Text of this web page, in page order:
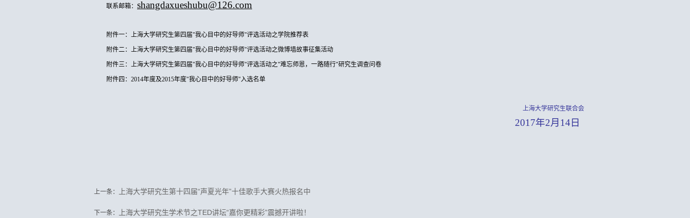
联系邮箱： shangdaxueshubu@126.com
附件一：上海大学研究生第四届"我心目中的好导师"评选活动之学院推荐表
附件二：上海大学研究生第四届"我心目中的好导师"评选活动之微博墙故事征集活动
附件三：上海大学研究生第四届"我心目中的好导师"评选活动之"难忘师恩，一路随行"研究生调查问卷
附件四： 2014年度及2015年度"我心目中的好导师"入选名单
上海大学研究生联合会
2017年2月14日
上一条： 上海大学研究生第十四届“声夏光年”十佳歌手大赛火热报名中
下一条： 上海大学研究生学术节之TED讲坛“嘉你更精彩”震撼开讲啦！